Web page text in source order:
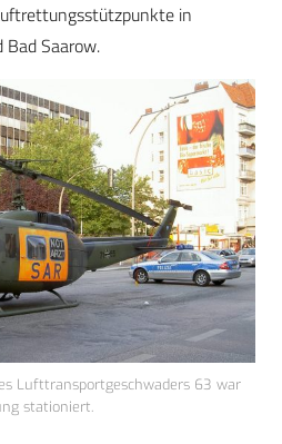
in
Bad Saarow.
Lufttransportgeschwaders 63 war
stationiert.